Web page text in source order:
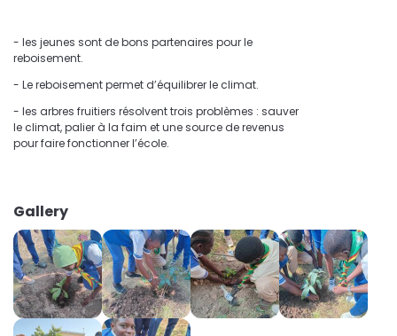
- les jeunes sont de bons partenaires pour le
reboisement.
- Le reboisement permet d’équilibrer le climat.
- les arbres fruitiers résolvent trois problèmes : sauver
le climat, palier à la faim et une source de revenus
pour faire fonctionner l’école.
Gallery